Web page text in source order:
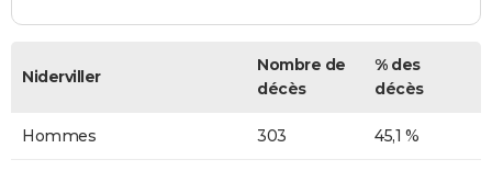
Niderviller
Nombre de
décès
% des
décès
Hommes 303 45,1 %